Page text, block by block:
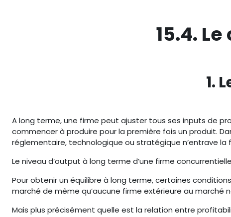
15.4.
1.
A long terme, une firme peut ajuster tous ses inputs de
commencer à produire pour la première fois un produit.
réglementaire, technologique ou stratégique n’entrave la
Le niveau d’output à long terme d’une firme
Pour obtenir un équilibre à long terme, certaines
marché de même qu’aucune firme extérieure au marché
Mais plus précisément quelle est la relation entre